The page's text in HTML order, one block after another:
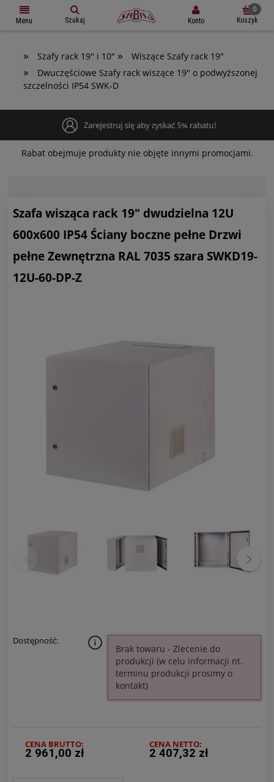
Menu Szukaj Konto Koszyk
» Szafy rack 19" i 10" » Wiszące Szafy rack 19"
»
Dwuczęściowe Szafy rack wiszące 19" o podwyższonej
szczelności IP54 SWK-D
Rabat obejmuje produkty nie objęte innymi promocjami.
Szafa wisząca rack 19" dwudzielna 12U
600x600 IP54 Ściany boczne pełne Drzwi
pełne Zewnętrzna RAL 7035 szara SWKD19-
12U-60-DP-Z
Dostępność:
Brak towaru - Zlecenie do
produkcji (w celu informacji nt.
terminu produkcji prosimy o
kontakt)
CENA BRUTTO:
2 961,00 zł
CENA NETTO:
2 407,32 zł